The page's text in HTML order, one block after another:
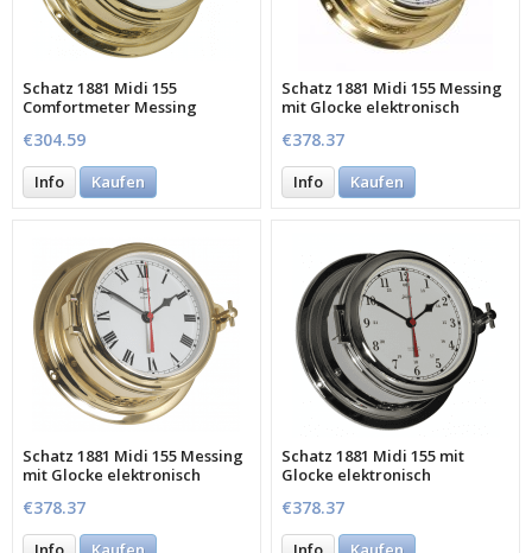
Schatz 1881 Midi 155
Comfortmeter Messing
€304.59
Info Kaufen
Schatz 1881 Midi 155 Messing
mit Glocke elektronisch
€378.37
Info Kaufen
Schatz 1881 Midi 155 Messing
mit Glocke elektronisch
€378.37
Schatz 1881 Midi 155 mit
Glocke elektronisch
€378.37